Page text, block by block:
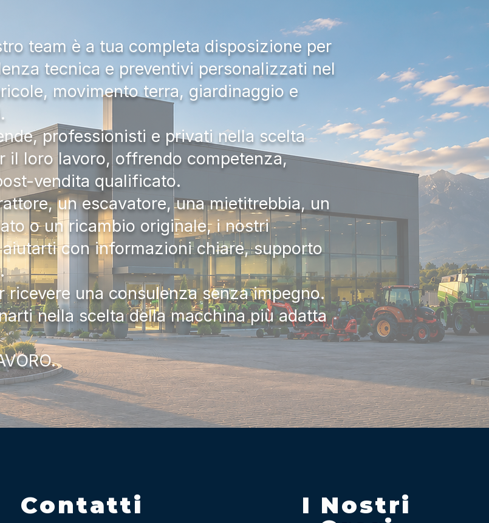
team è a tua completa disposizione per
tecnica e preventivi personalizzati nel
movimento terra, giardinaggio e
professionisti e privati nella scelta
il loro lavoro, offrendo competenza,
vendita qualificato.
un escavatore, una mietitrebbia, un
o un ricambio originale, i nostri
con informazioni chiare, supporto
ricevere una consulenza senza impegno.
nella scelta della macchina più adatta
Contatti
I Nostri